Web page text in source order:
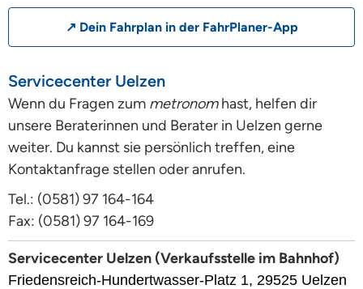
↗ Dein Fahrplan in der FahrPlaner-App
Servicecenter Uelzen
Wenn du Fragen zum metronomhast, helfen dir
unsere Beraterinnen und Berater in Uelzen gerne
weiter. Du kannst sie persönlich treffen, eine
Kontaktanfrage stellen oder anrufen.
Tel.: (0581) 97 164-164
Fax: (0581) 97 164-169
Servicecenter Uelzen (Verkaufsstelle im Bahnhof)
Friedensreich-Hundertwasser-Platz 1, 29525 Uelzen